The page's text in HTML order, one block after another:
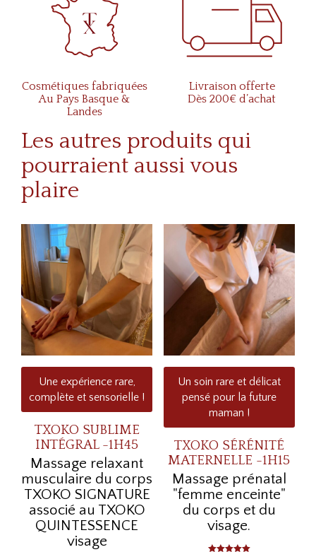
Cosmétiques fabriquées
Au Pays Basque &
Landes
Livraison offerte
Dès 200€ d’achat
Les autres produits qui
pourraient aussi vous
plaire
Une expérience rare,
complète et sensorielle !
TXOKO SUBLIME
INTÉGRAL -1H45
Massage relaxant
musculaire du corps
TXOKO SIGNATURE
associé au TXOKO
QUINTESSENCE
visage
Un soin rare et délicat
pensé pour la future
maman !
TXOKO SÉRÉNITÉ
MATERNELLE -1H15
Massage prénatal
"femme enceinte"
du corps et du
visage.